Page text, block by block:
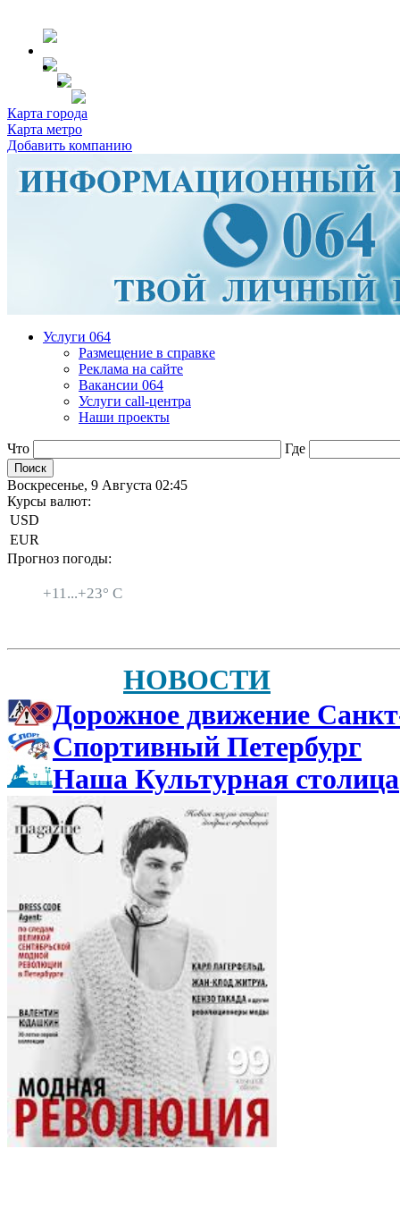
Карта города
Карта метро
Добавить компанию
Услуги 064
Размещение в справке
Реклама на сайте
Вакансии 064
Услуги call-центра
Наши проекты
Что Где
Воскресенье, 9 Августа 02:45
Курсы валют:
USD
EUR
Прогноз погоды:
+11...+23° C
НОВОСТИ
Дорожное движение
Спортивный Петербург
Наша Культурная столица